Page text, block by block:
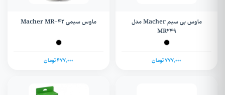
ماوس بی‌ سیم Macher مدل
MR249
777,000 تومان
ماوس سیمی Macher MR-42
477,000 تومان